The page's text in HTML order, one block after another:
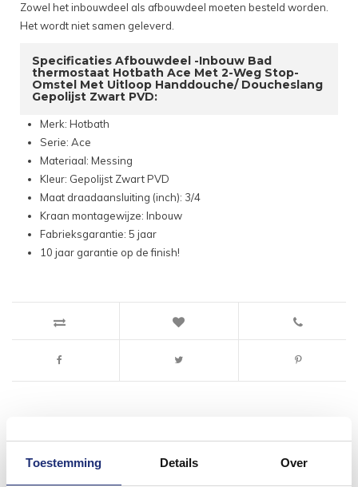
Toestemming Details Over
Zowel het inbouwdeel als afbouwdeel moeten besteld worden.
Het wordt niet samen geleverd.
Specificaties Afbouwdeel -Inbouw Bad
thermostaat Hotbath Ace Met 2-Weg Stop-
Omstel Met Uitloop Handdouche/ Doucheslang
Gepolijst Zwart PVD:
Merk: Hotbath
Serie: Ace
Materiaal: Messing
Kleur: Gepolijst Zwart PVD
Maat draadaansluiting (inch): 3/4
Kraan montagewijze: Inbouw
Fabrieksgarantie: 5 jaar
10 jaar garantie op de finish!
#mijndroombadkamer